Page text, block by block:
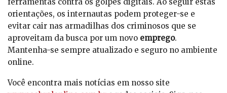
orientações, os internautas podem proteger-se e
evitar cair nas armadilhas dos criminosos que se
aproveitam da busca por um novo emprego.
Mantenha-se sempre atualizado e seguro no ambiente
online.
Você encontra mais notícias em nosso site